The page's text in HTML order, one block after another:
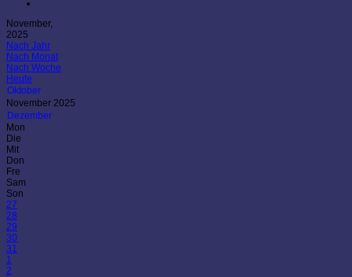
November,
2025
Nach Jahr
Nach Monat
Nach Woche
Heute
Oktober
November 2025
Dezember
Mon
Die
Mit
Don
Fre
Sam
Son
27
28
29
30
31
1
2